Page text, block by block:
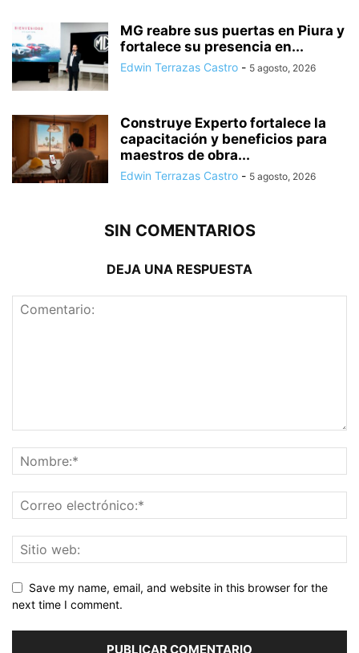
MG reabre sus puertas en Piura y
fortalece su presencia en...
Edwin Terrazas Castro - 5 agosto, 2026
Construye Experto fortalece la
capacitación y beneficios para
maestros de obra...
Edwin Terrazas Castro - 5 agosto, 2026
SIN COMENTARIOS
DEJA UNA RESPUESTA
Save my name, email, and website in this browser for the
next time I comment.